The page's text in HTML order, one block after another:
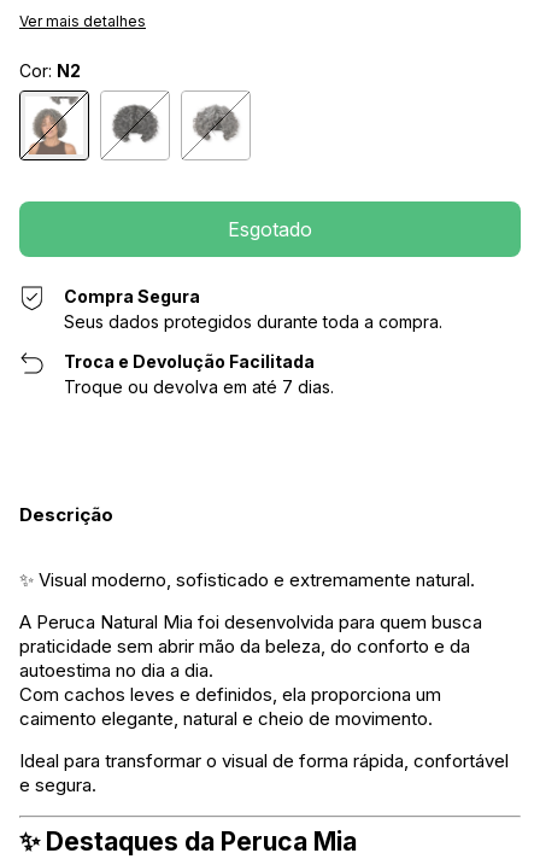
Ver mais detalhes
Cor: N2
Compra Segura
Seus dados protegidos durante toda a compra.
Troca e Devolução Facilitada
Troque ou devolva em até 7 dias.
Descrição
✨ Visual moderno, sofisticado e extremamente natural.
A Peruca Natural Mia foi desenvolvida para quem busca
praticidade sem abrir mão da beleza, do conforto e da
autoestima no dia a dia.
Com cachos leves e definidos, ela proporciona um
caimento elegante, natural e cheio de movimento.
Ideal para transformar o visual de forma rápida, confortável
e segura.
✨ Destaques da Peruca Mia